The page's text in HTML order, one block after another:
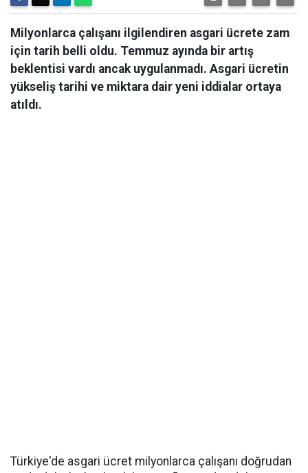
Milyonlarca çalışanı ilgilendiren asgari ücrete zam
için tarih belli oldu. Temmuz ayında bir artış
beklentisi vardı ancak uygulanmadı. Asgari ücretin
yükseliş tarihi ve miktara dair yeni iddialar ortaya
atıldı.
Türkiye'de asgari ücret milyonlarca çalışanı doğrudan